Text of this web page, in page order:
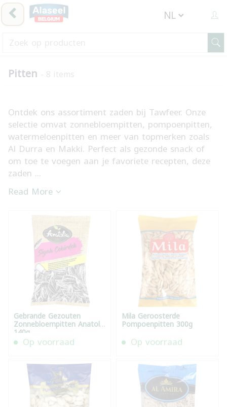
Pitten - 8 items
Ontdek ons assortiment zaden bij Tawfeer. Onze
selectie omvat zonnebloempitten, pompoenpitten,
watermeloenpitten en meer van topmerken zoals
Al Durra en Makki. Perfect als gezonde snack of
om toe te voegen aan je favoriete recepten, deze
zaden ...
Read More
Gebrande Gezouten
Zonnebloempitten Anatolia
140g
Op voorraad
Mila Geroosterde
Pompoenpitten 300g
Op voorraad